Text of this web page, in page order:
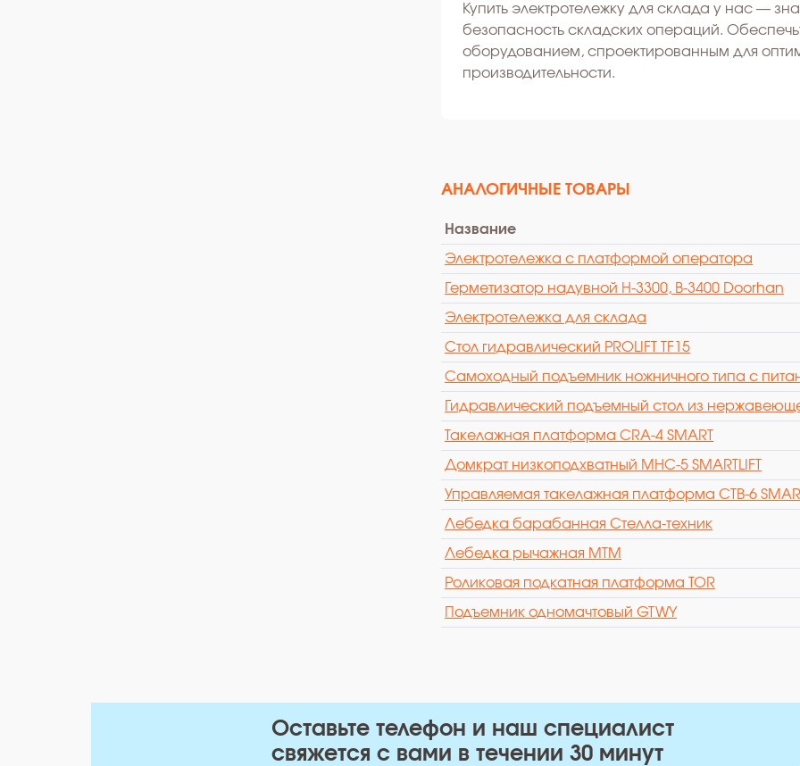
Купить электротележку для склада у нас —
безопасность складских операций.
оборудованием, спроектированным для
производительности.
АНАЛОГИЧНЫЕ ТОВАРЫ
Название
Электротележка с платформой оператора
Герметизатор надувной Н-3300, B-3400 Doorhan
Электротележка для склада
Стол гидравлический PROLIFT TF15
Самоходный подъемник ножничного типа с
Гидравлический подъемный стол из
Такелажная платформа CRA-4 SMART
Домкрат низкоподхватный MHC-5 SMARTLIFT
Управляемая такелажная платформа CTB-6
Лебедка барабанная Стелла-техник
Лебедка рычажная МТМ
Роликовая подкатная платформа TOR
Подъемник одномачтовый GTWY
Оставьте телефон и наш специалист
свяжется с вами в течении 30 минут